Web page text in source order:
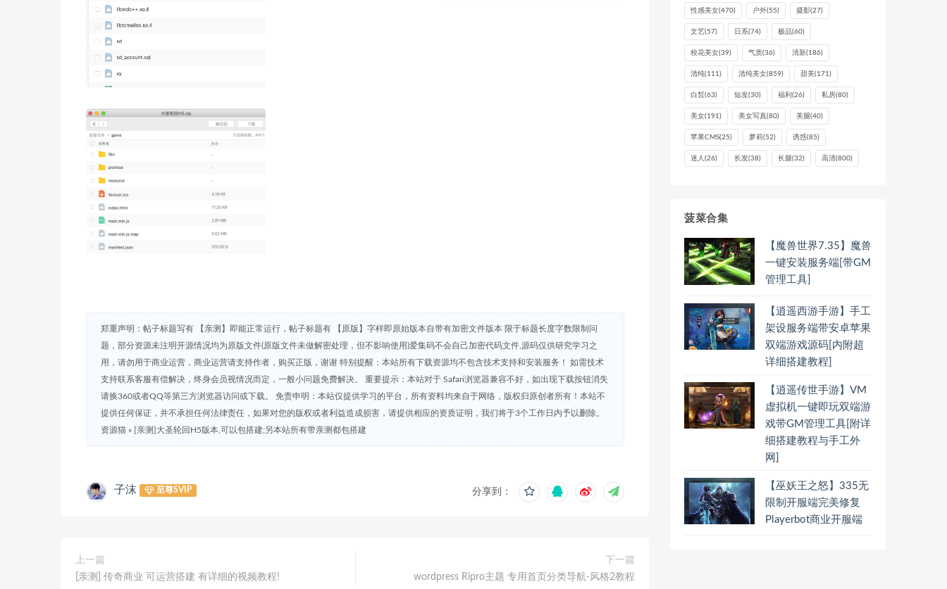
郑重声明：帖子标题写有 【亲测】即能正常运行，帖子标题有 【原版】字样即原始版本自带有加密文件版本 限于标题长度字数限制问
题，部分资源未注明开源情况均为原版文件(原版文件未做解密处理，但不影响使用)爱集码不会自己加密代码文件,源码仅供研究学习之
用，请勿用于商业运营，商业运营请支持作者，购买正版，谢谢 特别提醒：本站所有下载资源均不包含技术支持和安装服务！ 如需技术
支持联系客服有偿解决，终身会员视情况而定，一般小问题免费解决。 重要提示：本站对于 Safari浏览器兼容不好，如出现下载按钮消失
请换360或者QQ等第三方浏览器访问或下载。 免责申明：本站仅提供学习的平台，所有资料均来自于网络，版权归原创者所有！本站不
提供任何保证，并不承担任何法律责任，如果对您的版权或者利益造成损害，请提供相应的资质证明，我们将于3个工作日内予以删除。
资源猫 » [亲测]大圣轮回H5版本,可以包搭建;另本站所有带亲测都包搭建
子沫 至尊SVIP 分享到：
上一篇
[亲测] 传奇商业 可运营搭建 有详细的视频教程!
下一篇
wordpress Ripro主题 专用首页分类导航-风格2教程
性感美女(470) 户外(55) 摄影(27)
文艺(57) 日系(74) 极品(60)
校花美女(39) 气质(36) 清新(186)
清纯(111) 清纯美女(859) 甜美(171)
白皙(63) 短发(30) 福利 (26) 私房(80)
美女(191) 美女写真(80) 美腿(40)
苹果CMS(25) 萝莉(52) 诱惑(85)
迷人 (26) 长发(38) 长腿(32) 高清(800)
菠菜合集
【魔兽世界7.35】魔兽
一键安装服务端[带GM
管理工具]
【逍遥西游手游】手工
架设服务端带安卓苹果
双端游戏源码[内附超
详细搭建教程]
【逍遥传世手游】VM
虚拟机一键即玩双端游
戏带GM管理工具[附详
细搭建教程与手工外
网]
【巫妖王之怒】335无
限制开服端完美修复
Playerbot商业开服端